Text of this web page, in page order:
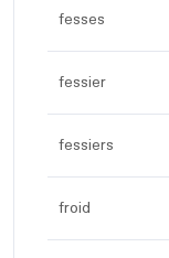
fesses
fessier
fessiers
froid